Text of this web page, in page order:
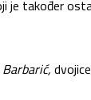
je također